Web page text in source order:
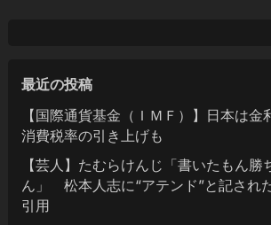
最近の投稿
【国際通貨基金（ＩＭＦ）】日本は金
消費税率の引き上げも
【芸人】たむらけんじ「書いたもん勝
ん」 松本人志に“アテンド”と記され
引用